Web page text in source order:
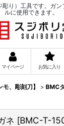
り）工具です。ガ
ルに使用できます。
マイページ お気に入り
モ、彫刻刀】 > BMC
ネ [BMC-T-